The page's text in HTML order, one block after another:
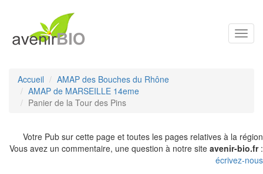
Accueil
AMAP des Bouches du Rhône
AMAP de MARSEILLE 14eme
Panier de la Tour des Pins
Votre Pub sur cette page et toutes les pages relatives à la région
Vous avez un commentaire, une question à notre site avenir-bio.fr:
écrivez-nous